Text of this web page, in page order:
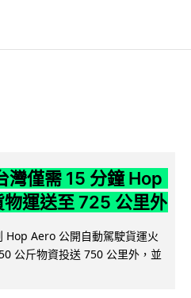
灣僅需 15 分鐘 Hop
運送至 725 公里外
Hop Aero 公開自動駕駛貨運火
公斤物資投送 750 公里外，並